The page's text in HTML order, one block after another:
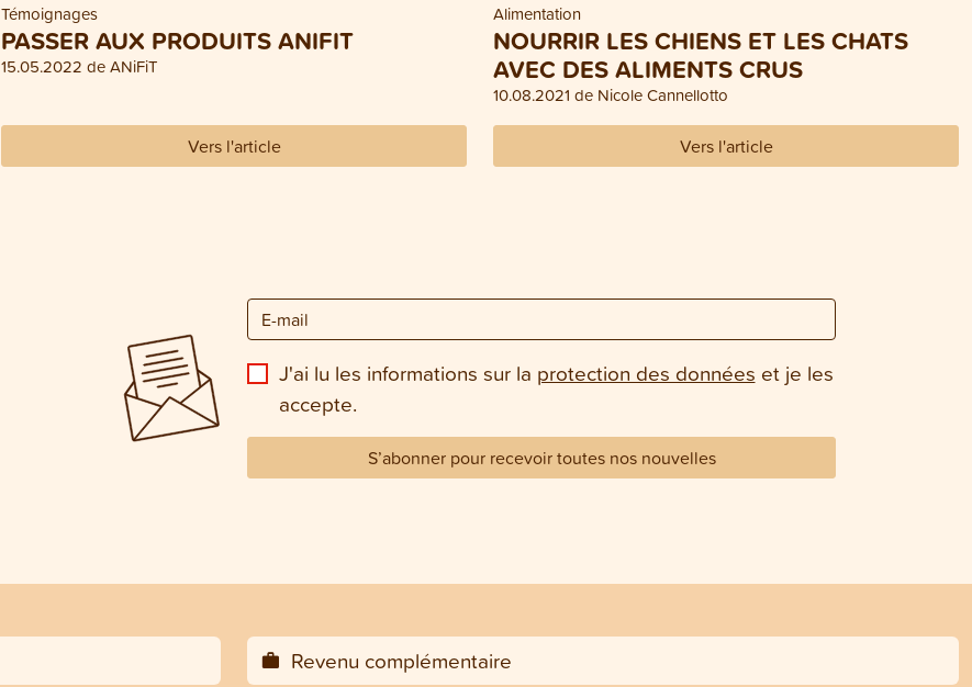
Témoignages
PASSER AUX PRODUITS ANIFIT
15.05.2022 de ANiFiT
Vers l'article
Alimentation
NOURRIR LES CHIENS ET LES CHATS
AVEC DES ALIMENTS CRUS
10.08.2021 de Nicole Cannellotto
Vers l'article
J'ai lu les informations sur la protection des données et je les
accepte.
S’abonner pour recevoir toutes nos nouvelles
Revenu complémentaire